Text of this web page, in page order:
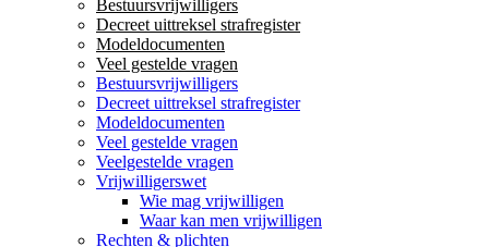
Bestuursvrijwilligers
Decreet uittreksel strafregister
Modeldocumenten
Veel gestelde vragen
Bestuursvrijwilligers
Decreet uittreksel strafregister
Modeldocumenten
Veel gestelde vragen
Veelgestelde vragen
Vrijwilligerswet
Wie mag vrijwilligen
Waar kan men vrijwilligen
Rechten & plichten